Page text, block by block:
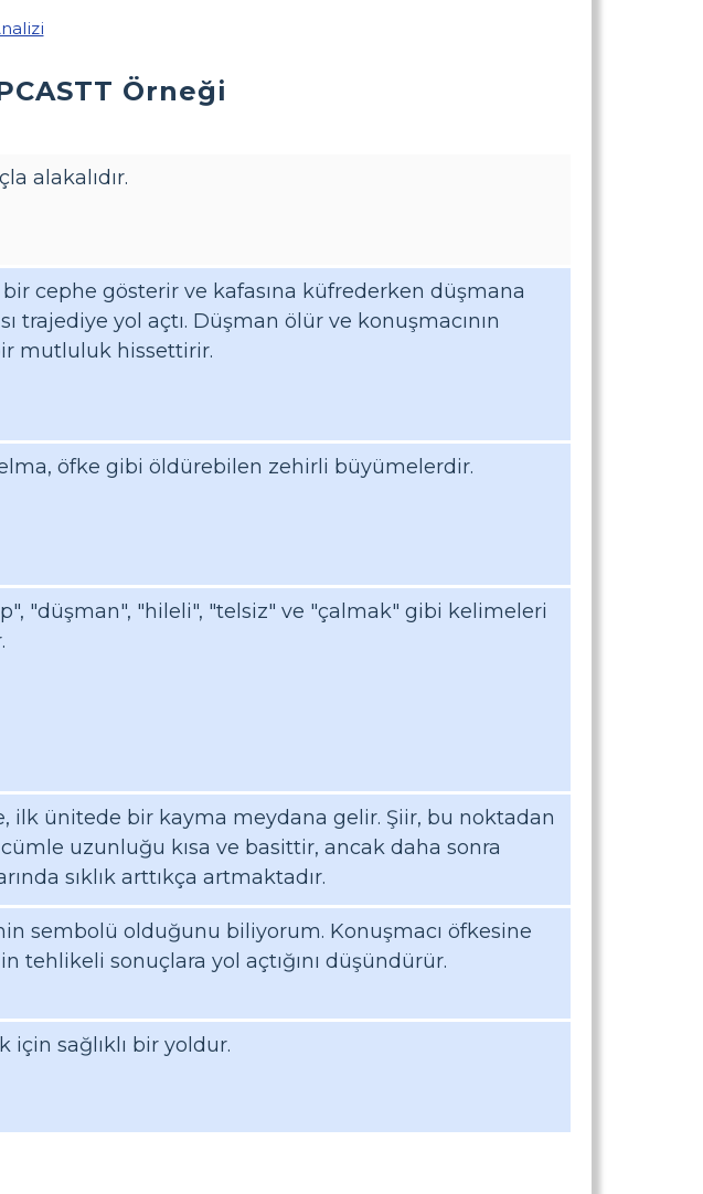
Örneği
alakalıdır.
cephe gösterir ve kafasına küfrederken düşmana
trajediye yol açtı. Düşman ölür ve konuşmacının
mutluluk hissettirir.
öfke gibi öldürebilen zehirli büyümelerdir.
"düşman", "hileli", "telsiz" ve "çalmak" gibi kelimeleri
ilk ünitede bir kayma meydana gelir. Şiir, bu noktadan
uzunluğu kısa ve basittir, ancak daha sonra
sıklık arttıkça artmaktadır.
sembolü olduğunu biliyorum. Konuşmacı öfkesine
tehlikeli sonuçlara yol açtığını düşündürür.
için sağlıklı bir yoldur.